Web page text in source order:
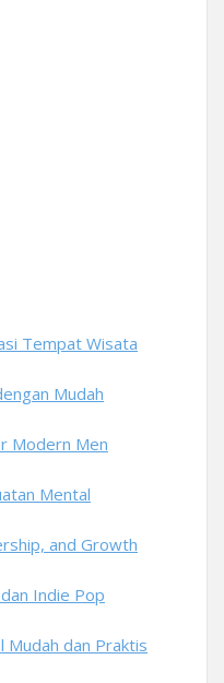
Tempat Wisata
Mudah
Modern Men
Mental
and Growth
Indie Pop
Mudah dan Praktis